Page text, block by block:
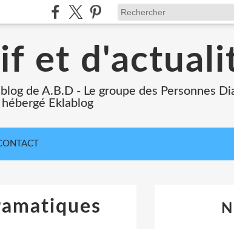
et
de A.B.D - Le groupe des Personnes
Eklablog